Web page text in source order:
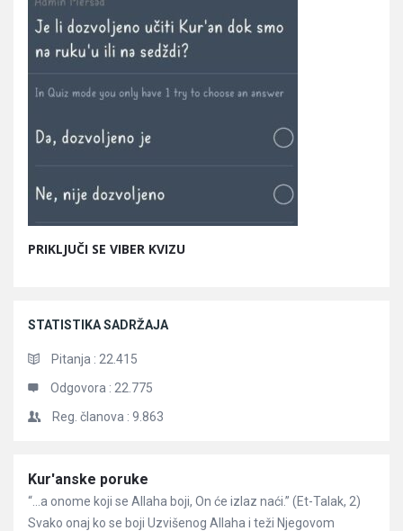
PRIKLJUČI SE VIBER KVIZU
STATISTIKA SADRŽAJA
Pitanja : 22.415
Odgovora : 22.775
Reg. članova : 9.863
Članci
Kur'anske poruke
“…a onome koji se Allaha boji, On će izlaz naći.” (Et-Talak, 2)
Svako onaj ko se boji Uzvišenog Allaha i teži Njegovom